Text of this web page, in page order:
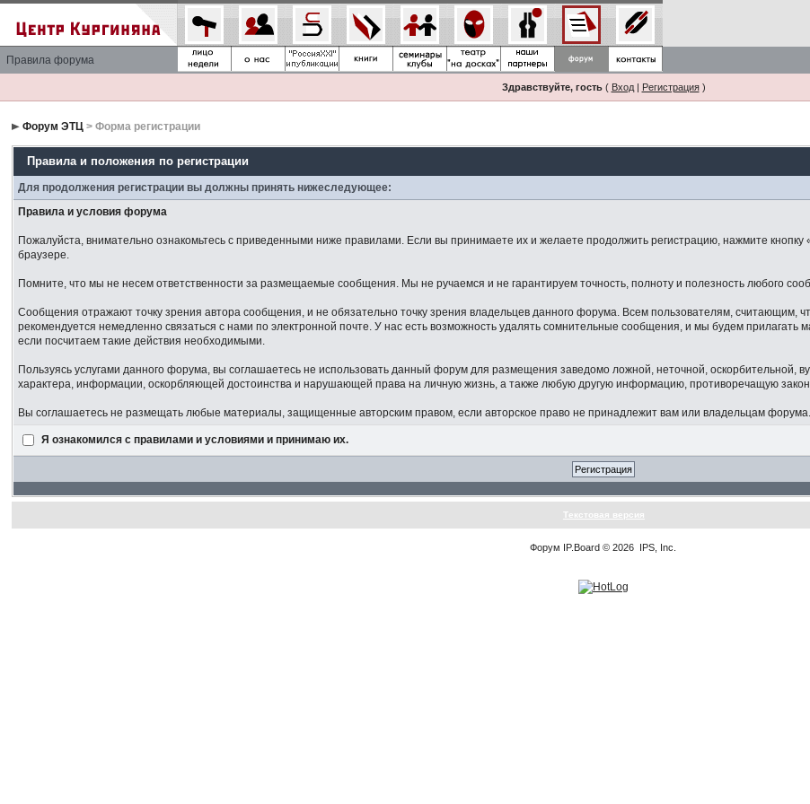
Правила форума
Здравствуйте, гость( Вход| Регистрация)
Форум ЭТЦ > Форма регистрации
Правила и положения по регистрации
Для продолжения регистрации вы должны принять нижеследующее:
Правила и условия форума
Пожалуйста, внимательно ознакомьтесь с приведенными ниже правилами. Если вы принимаете их и желаете продолжить регистрацию, нажмите
браузере.
Помните, что мы не несем ответственности за размещаемые сообщения. Мы не ручаемся и не гарантируем точность, полноту и полезность любого
Сообщения отражают точку зрения автора сообщения, и не обязательно точку зрения владельцев данного форума. Всем пользователям, считающим,
рекомендуется немедленно связаться с нами по электронной почте. У нас есть возможность удалять сомнительные сообщения, и мы будем прилагать
если посчитаем такие действия необходимыми.
Пользуясь услугами данного форума, вы соглашаетесь не использовать данный форум для размещения заведомо ложной, неточной, оскорбительной,
характера, информации, оскорбляющей достоинства и нарушающей права на личную жизнь, а также любую другую информацию, противоречащую
Вы соглашаетесь не размещать любые материалы, защищенные авторским правом, если авторское право не принадлежит вам или владельцам форума.
Я ознакомился с правилами и условиями и принимаю их.
Текстовая версия
Форум IP.Board © 2026 IPS, Inc